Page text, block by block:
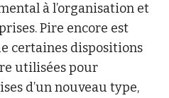
à l’organisation et
Pire encore est
certaines dispositions
utilisées pour
d’un nouveau type,